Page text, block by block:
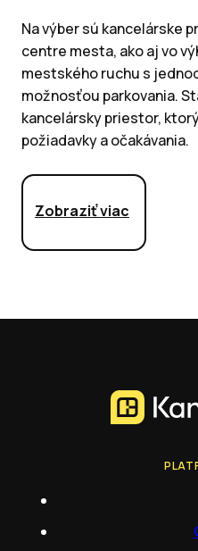
Na výber sú kancelárske
centre mesta, ako aj vo
mestského ruchu s
možnosťou parkovania.
kancelársky priestor,
požiadavky a očakávania.
Zobraziť viac